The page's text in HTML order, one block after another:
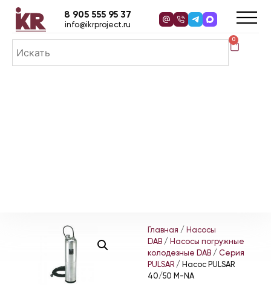
0
8 905 555 95 37
info@ikrproject.ru
Главная / Насосы
DAB / Насосы погружные
колодезные DAB / Серия
PULSAR / Насос PULSAR
40/50 M-NA